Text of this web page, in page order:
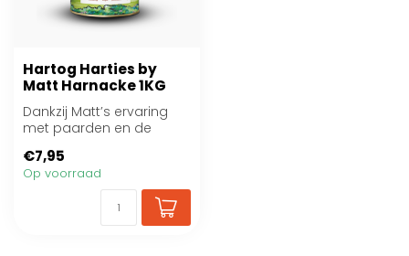
Hartog Harties by
Matt Harnacke 1KG
Dankzij Matt’s ervaring
met paarden en de
team zijn Hartie...
€7,95
Op voorraad